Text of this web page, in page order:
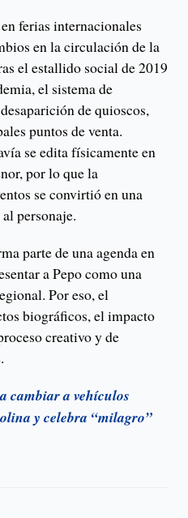
ferias internacionales
en la circulación de la
el estallido social de 2019
el sistema de
de quioscos,
puntos de venta.
se edita físicamente en
por lo que la
se convirtió en una
personaje.
parte de una agenda en
a Pepo como una
Por eso, el
biográficos, el impacto
creativo y de
cambiar a vehículos
y celebra “milagro”